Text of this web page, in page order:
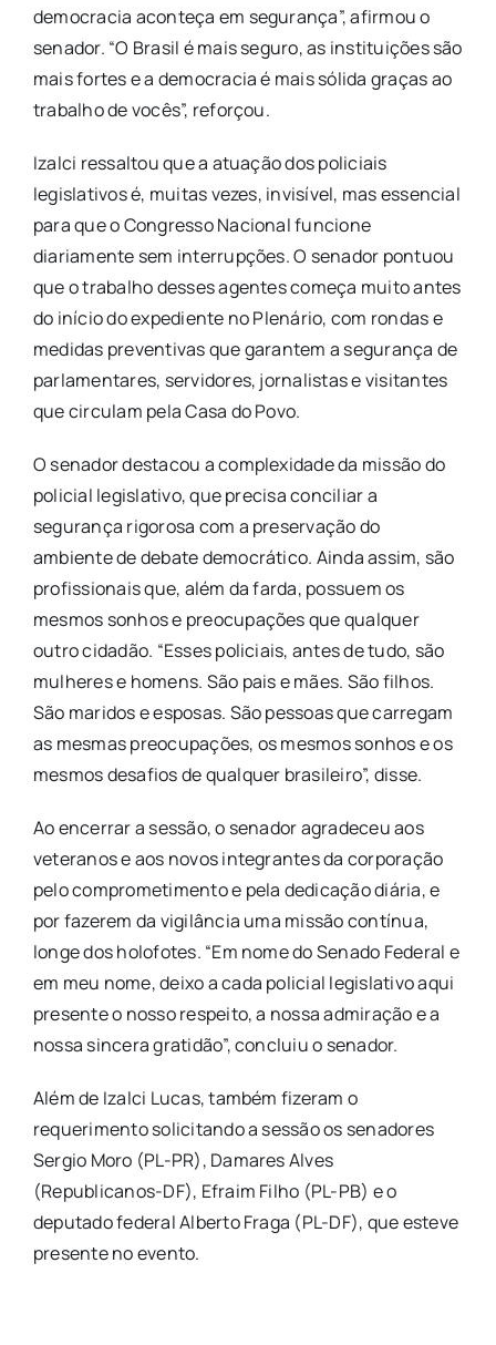
democracia aconteça em segurança”, afirmou o
senador. “O Brasil é mais seguro, as instituições são
mais fortes e a democracia é mais sólida graças ao
trabalho de vocês”, reforçou.
Izalci ressaltou que a atuação dos policiais
legislativos é, muitas vezes, invisível, mas essencial
para que o Congresso Nacional funcione
diariamente sem interrupções. O senador pontuou
que o trabalho desses agentes começa muito antes
do início do expediente no Plenário, com rondas e
medidas preventivas que garantem a segurança de
parlamentares, servidores, jornalistas e visitantes
que circulam pela Casa do Povo.
O senador destacou a complexidade da missão do
policial legislativo, que precisa conciliar a
segurança rigorosa com a preservação do
ambiente de debate democrático. Ainda assim, são
profissionais que, além da farda, possuem os
mesmos sonhos e preocupações que qualquer
outro cidadão. “Esses policiais, antes de tudo, são
mulheres e homens. São pais e mães. São filhos.
São maridos e esposas. São pessoas que carregam
as mesmas preocupações, os mesmos sonhos e os
mesmos desafios de qualquer brasileiro”, disse.
Ao encerrar a sessão, o senador agradeceu aos
veteranos e aos novos integrantes da corporação
pelo comprometimento e pela dedicação diária, e
por fazerem da vigilância uma missão contínua,
longe dos holofotes. “Em nome do Senado Federal e
em meu nome, deixo a cada policial legislativo aqui
presente o nosso respeito, a nossa admiração e a
nossa sincera gratidão”, concluiu o senador.
Além de Izalci Lucas, também fizeram o
requerimento solicitando a sessão os senadores
Sergio Moro (PL-PR), Damares Alves
(Republicanos-DF), Efraim Filho (PL-PB) e o
deputado federal Alberto Fraga (PL-DF), que esteve
presente no evento.